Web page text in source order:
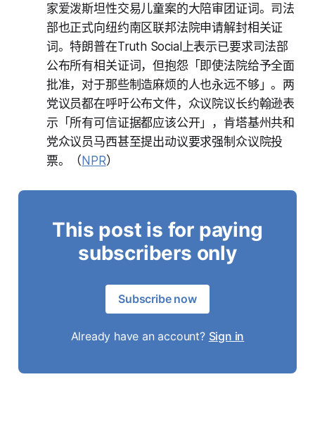
家爱泼斯坦性交易儿童案的大陪审团证词。司法
部也正式向纽约南区联邦法院申请解封相关证
词。特朗普在Truth Social上表示已要求司法部
公布所有相关证词，但抱怨「即使法院给予全面
批准，对于那些制造麻烦的人也永远不够」。两
党议员都在呼吁公布文件，众议院议长约翰逊表
示「所有可信证据都应该公开」，肯塔基州共和
党众议员马西甚至提出动议要求强制众议院投
票。（NPR）
This post is for paying
subscribers only
Subscribe now
Already have an account? Sign in